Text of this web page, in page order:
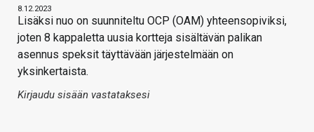
8.12.2023
Lisäksi nuo on suunniteltu OCP (OAM) yhteensopiviksi,
joten 8 kappaletta uusia kortteja sisältävän palikan
asennus speksit täyttävään järjestelmään on
yksinkertaista.
Kirjaudu sisään vastataksesi